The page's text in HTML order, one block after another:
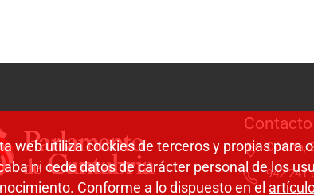
Contacto
C/ Alta,
942 241
web utiliza cookies de terceros y propias para
ni cede datos de carácter personal de los
Conforme a lo dispuesto en el